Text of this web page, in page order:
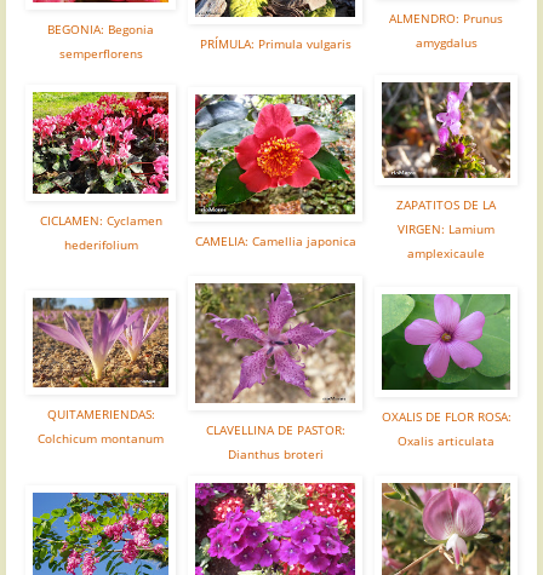
BEGONIA: Begonia
semperflorens
PRÍMULA: Primula vulgaris
ALMENDRO: Prunus
amygdalus
CICLAMEN: Cyclamen
hederifolium
CAMELIA: Camellia japonica
ZAPATITOS DE LA
VIRGEN: Lamium
amplexicaule
QUITAMERIENDAS:
Colchicum montanum
CLAVELLINA DE PASTOR:
Dianthus broteri
OXALIS DE FLOR ROSA:
Oxalis articulata